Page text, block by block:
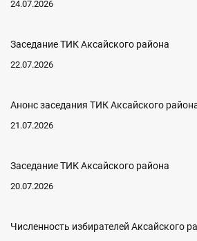
24.07.2026
Заседание ТИК Аксайского района
22.07.2026
Анонс заседания ТИК Аксайского
21.07.2026
Заседание ТИК Аксайского района
20.07.2026
Численность избирателей Аксайского